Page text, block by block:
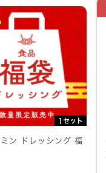
1セット
ン ドレッシング 福